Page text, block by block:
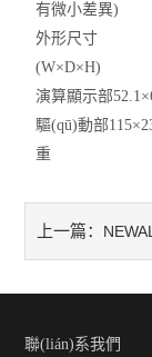
有微小差異)
外形尺寸
(W×D×H)
演算顯示部
驅(qū)動部
重
上一篇：
聯(lián)系我們